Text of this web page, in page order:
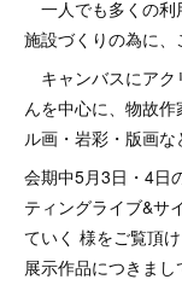
一人でも多くの利
施設づくりの為に、
キャンバスにアク
んを中心に、物故
ル画・岩彩・版画な
会期中5月3日・4日
ティングライブ&サ
ていく 様をご覧頂
展示作品につきまし